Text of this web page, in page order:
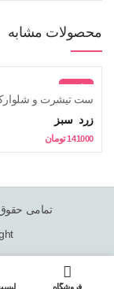
محصولات مشابه
تمام شد
ست تیشرت و
9140903
زرد سبز
141000 تومان
تمامی
فروشگاه